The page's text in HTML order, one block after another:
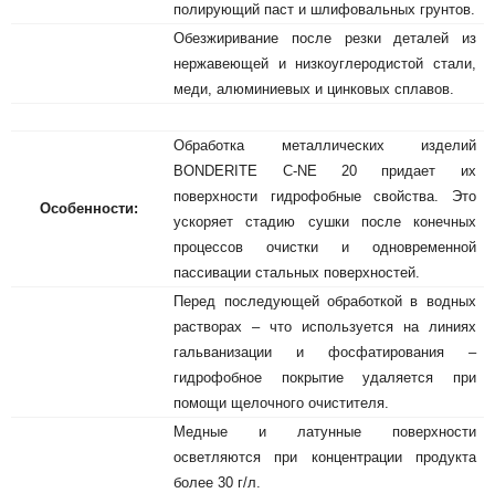
полирующий паст и шлифовальных грунтов.
Обезжиривание после резки деталей из
нержавеющей и низкоуглеродистой стали,
меди, алюминиевых и цинковых сплавов.
Особенности:
Обработка металлических изделий
BONDERITE C-NE 20 придает их
поверхности гидрофобные свойства. Это
ускоряет стадию сушки после конечных
процессов очистки и одновременной
пассивации стальных поверхностей.
Перед последующей обработкой в водных
растворах – что используется на линиях
гальванизации и фосфатирования –
гидрофобное покрытие удаляется при
помощи щелочного очистителя.
Медные и латунные поверхности
осветляются при концентрации продукта
более 30 г/л.